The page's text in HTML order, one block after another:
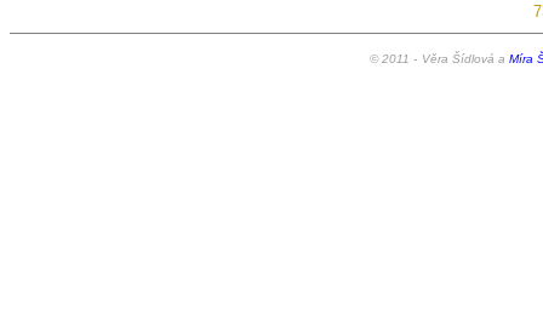
© 2011 - Věra Šídlová a Míra